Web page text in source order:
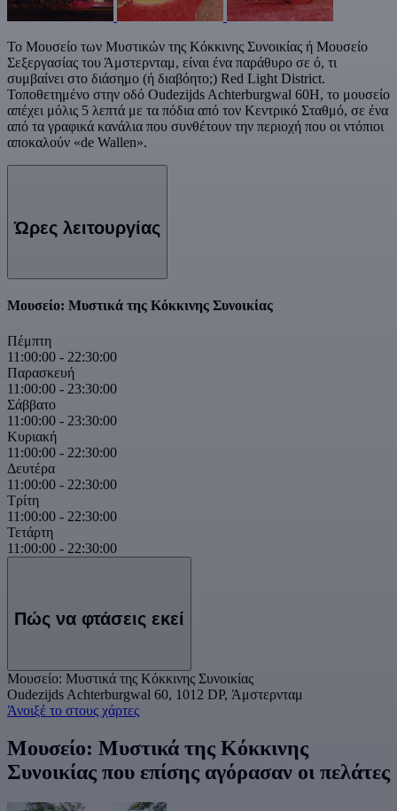
Το Μουσείο των Μυστικών της Κόκκινης Συνοικίας ή Μουσείο
Σεξεργασίας του Άμστερνταμ, είναι ένα παράθυρο σε ό, τι
συμβαίνει στο διάσημο (ή διαβόητο;) Red Light District.
Τοποθετημένο στην οδό Oudezijds Achterburgwal 60H, το μουσείο
απέχει μόλις 5 λεπτά με τα πόδια από τον Κεντρικό Σταθμό, σε ένα
από τα γραφικά κανάλια που συνθέτουν την περιοχή που οι ντόπιοι
αποκαλούν «de Wallen».
Ώρες λειτουργίας
Μουσείο: Μυστικά της Κόκκινης Συνοικίας
Πέμπτη
11:00:00 - 22:30:00
Παρασκευή
11:00:00 - 23:30:00
Σάββατο
11:00:00 - 23:30:00
Κυριακή
11:00:00 - 22:30:00
Δευτέρα
11:00:00 - 22:30:00
Τρίτη
11:00:00 - 22:30:00
Τετάρτη
11:00:00 - 22:30:00
Πώς να φτάσεις εκεί
Μουσείο: Μυστικά της Κόκκινης Συνοικίας
Oudezijds Achterburgwal 60, 1012 DP, Άμστερνταμ
Άνοιξέ το στους χάρτες
Μουσείο: Μυστικά της Κόκκινης
Συνοικίας που επίσης αγόρασαν οι πελάτες